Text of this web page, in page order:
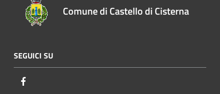
Comune di Castello di Cisterna
SEGUICI SU